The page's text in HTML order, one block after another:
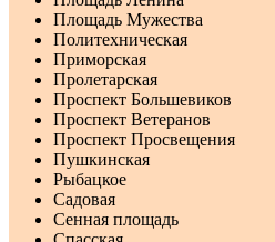
Площадь Мужества
Политехническая
Приморская
Пролетарская
Проспект Большевиков
Проспект Ветеранов
Проспект Просвещения
Пушкинская
Рыбацкое
Садовая
Сенная площадь